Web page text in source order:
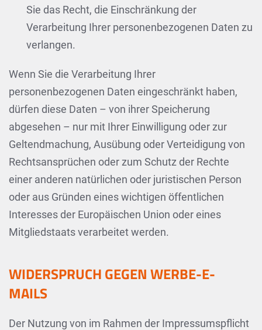
Sie das Recht, die Einschränkung der
Verarbeitung Ihrer personenbezogenen Daten zu
verlangen.
Wenn Sie die Verarbeitung Ihrer
personenbezogenen Daten eingeschränkt haben,
dürfen diese Daten – von ihrer Speicherung
abgesehen – nur mit Ihrer Einwilligung oder zur
Geltendmachung, Ausübung oder Verteidigung von
Rechtsansprüchen oder zum Schutz der Rechte
einer anderen natürlichen oder juristischen Person
oder aus Gründen eines wichtigen öffentlichen
Interesses der Europäischen Union oder eines
Mitgliedstaats verarbeitet werden.
WIDERSPRUCH GEGEN WERBE-E-
MAILS
Der Nutzung von im Rahmen der Impressumspflicht